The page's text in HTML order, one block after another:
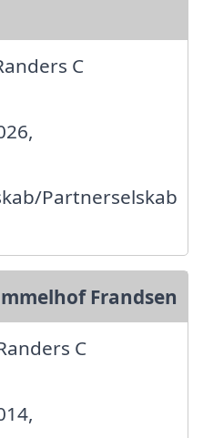
C
Partnerselskab
Frandsen
C